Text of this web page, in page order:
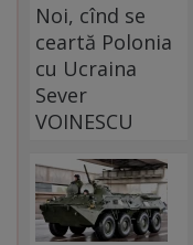
Noi, cînd se
ceartă Polonia
cu Ucraina
Sever
VOINESCU